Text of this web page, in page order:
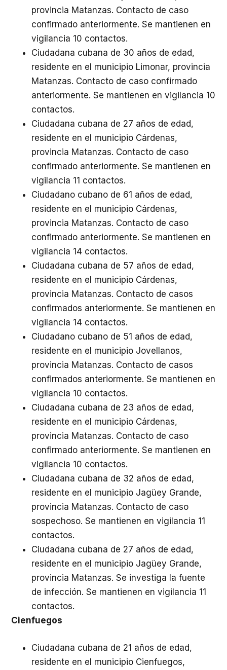
provincia Matanzas. Contacto de caso
confirmado anteriormente. Se mantienen en
vigilancia 10 contactos.
Ciudadana cubana de 30 años de edad,
residente en el municipio Limonar, provincia
Matanzas. Contacto de caso confirmado
anteriormente. Se mantienen en vigilancia 10
contactos.
Ciudadana cubana de 27 años de edad,
residente en el municipio Cárdenas,
provincia Matanzas. Contacto de caso
confirmado anteriormente. Se mantienen en
vigilancia 11 contactos.
Ciudadano cubano de 61 años de edad,
residente en el municipio Cárdenas,
provincia Matanzas. Contacto de caso
confirmado anteriormente. Se mantienen en
vigilancia 14 contactos.
Ciudadana cubana de 57 años de edad,
residente en el municipio Cárdenas,
provincia Matanzas. Contacto de casos
confirmados anteriormente. Se mantienen en
vigilancia 14 contactos.
Ciudadano cubano de 51 años de edad,
residente en el municipio Jovellanos,
provincia Matanzas. Contacto de casos
confirmados anteriormente. Se mantienen en
vigilancia 10 contactos.
Ciudadana cubana de 23 años de edad,
residente en el municipio Cárdenas,
provincia Matanzas. Contacto de caso
confirmado anteriormente. Se mantienen en
vigilancia 10 contactos.
Ciudadana cubana de 32 años de edad,
residente en el municipio Jagüey Grande,
provincia Matanzas. Contacto de caso
sospechoso. Se mantienen en vigilancia 11
contactos.
Ciudadana cubana de 27 años de edad,
residente en el municipio Jagüey Grande,
provincia Matanzas. Se investiga la fuente
de infección. Se mantienen en vigilancia 11
contactos.
Cienfuegos
Ciudadana cubana de 21 años de edad,
residente en el municipio Cienfuegos,